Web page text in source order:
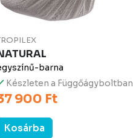
barna
Készleten a Függőágyboltban
900 Ft
Kosárba